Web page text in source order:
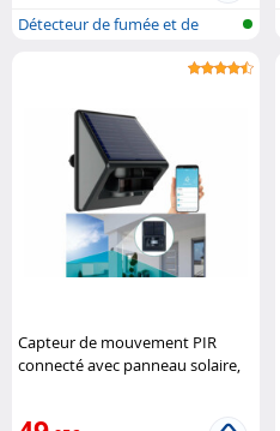
Détecteur de fumée et de
Capteur de mouvement PIR
connecté avec panneau solaire,